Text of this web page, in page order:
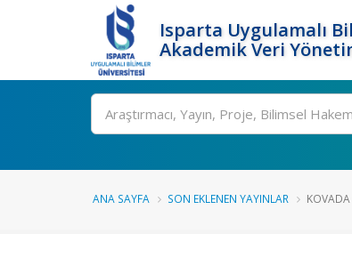
Isparta Uygulamalı
Akademik Veri
Ara
ANA SAYFA SON EKLENEN YAYINLAR KOVADA